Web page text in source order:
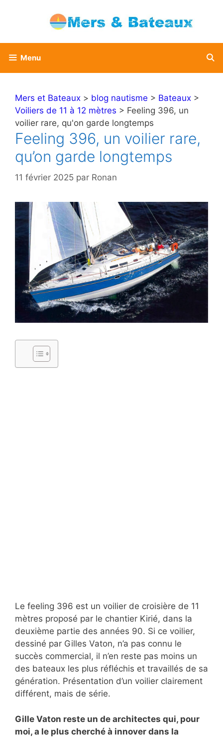
Menu
Mers et Bateaux > blog nautisme > Bateaux >
Voiliers de 11 à 12 mètres > Feeling 396, un
voilier rare, qu'on garde longtemps
Feeling 396, un voilier rare,
qu’on garde longtemps
11 février 2025 par Ronan
Le feeling 396 est un voilier de croisière de 11
mètres proposé par le chantier Kirié, dans la
deuxième partie des années 90. Si ce voilier,
dessiné par Gilles Vaton, n’a pas connu le
succès commercial, il n’en reste pas moins un
des bateaux les plus réfléchis et travaillés de sa
génération. Présentation d’un voilier clairement
différent, mais de série.
Gille Vaton reste un de architectes qui, pour
moi, a le plus cherché à innover dans la